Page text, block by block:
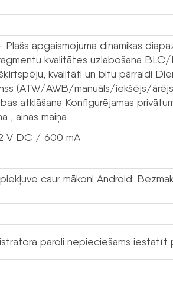
apgaismojuma dinamikas
kvalitātes uzlabošana
kvalitāti un bitu pārraidi
(ATW/AWB/manuāls/iekšējs/
atklāšana Konfigurējamas
, ainas maiņa
V DC / 600 mA
caur mākoni Android:
paroli nepieciešams iestatīt